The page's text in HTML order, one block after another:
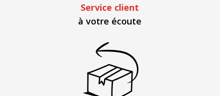
Service client
à votre écoute